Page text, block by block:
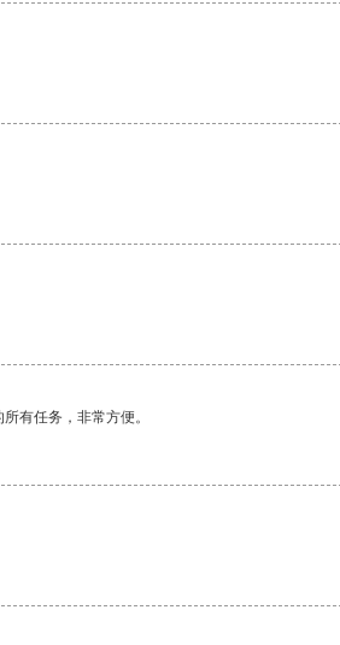
有任务，非常方便。